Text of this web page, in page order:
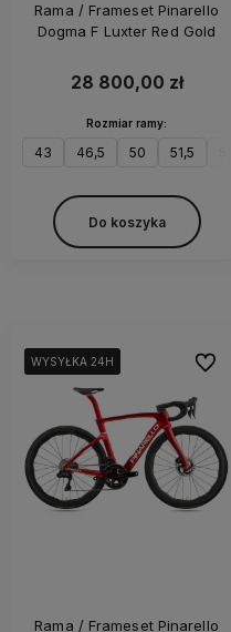
Rama / Frameset Pinarello
Dogma F Luxter Red Gold
28 800,00 zł
Rozmiar ramy:
43 46,5 50 51,5
Do koszyka
WYSYŁKA 24H
WYSYŁKA 24H
WYSYŁKA 24H
WYSYŁKA 24H
Rama / Frameset Pinarello
Do